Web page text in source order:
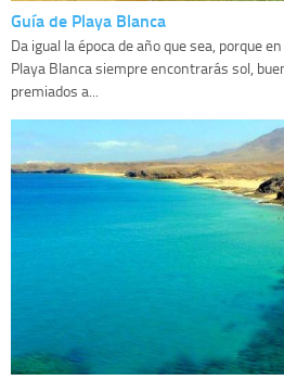
Guía de Playa Blanca
Da igual la época de año que sea, porque
Playa Blanca siempre encontrarás sol,
premiados a...